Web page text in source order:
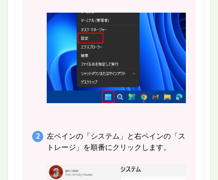
左ペインの「システム」と右ペインの「ス
トレージ」を順番にクリックします。